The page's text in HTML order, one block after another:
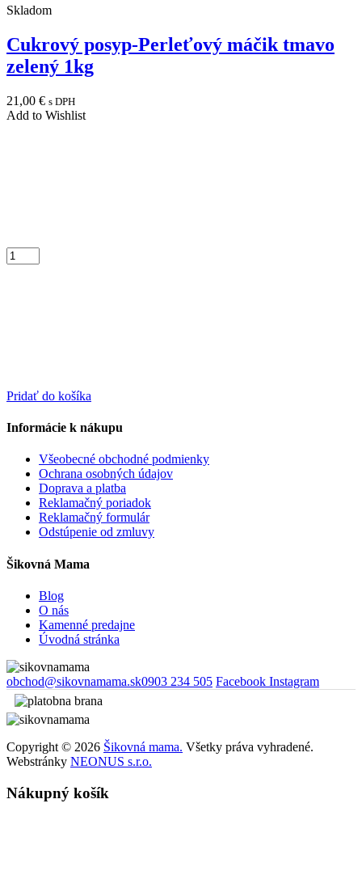
Skladom
Cukrový posyp-Perleťový máčik tmavo
zelený 1kg
21,00 € s DPH
Add to Wishlist
Pridať do košíka
Informácie k nákupu
Všeobecné obchodné podmienky
Ochrana osobných údajov
Doprava a platba
Reklamačný poriadok
Reklamačný formulár
Odstúpenie od zmluvy
Šikovná Mama
Blog
O nás
Kamenné predajne
Úvodná stránka
obchod@sikovnamama.sk0903 234 505 Facebook Instagram
Copyright © 2026 Šikovná mama. Všetky práva vyhradené.
Webstránky NEONUS s.r.o.
Nákupný košík